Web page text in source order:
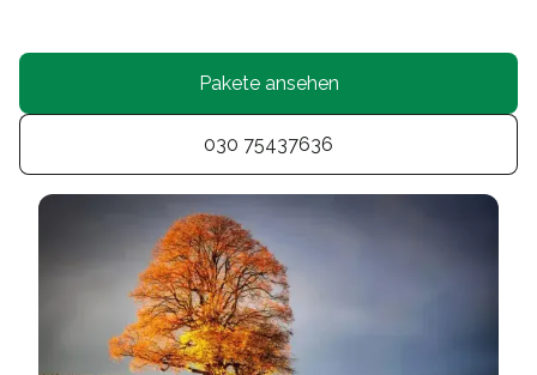
Pakete ansehen
030 75437636